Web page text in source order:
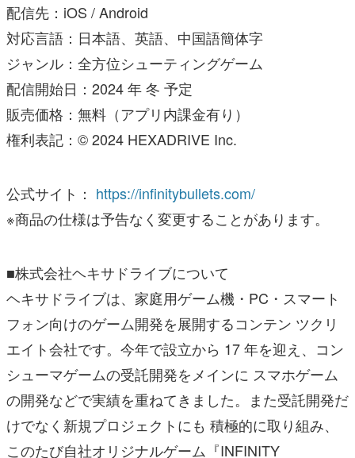
配信先：iOS / Android
対応言語：日本語、英語、中国語簡体字
ジャンル：全方位シューティングゲーム
配信開始日：2024 年 冬 予定
販売価格：無料（アプリ内課金有り）
権利表記：© 2024 HEXADRIVE Inc.
公式サイト： https://infinitybullets.com/
※商品の仕様は予告なく変更することがあります。
■株式会社ヘキサドライブについて
ヘキサドライブは、家庭用ゲーム機・PC・スマート
フォン向けのゲーム開発を展開するコンテン ツクリ
エイト会社です。今年で設立から 17 年を迎え、コン
シューマゲームの受託開発をメインに スマホゲーム
の開発などで実績を重ねてきました。また受託開発だ
けでなく新規プロジェクトにも 積極的に取り組み、
このたび自社オリジナルゲーム『INFINITY